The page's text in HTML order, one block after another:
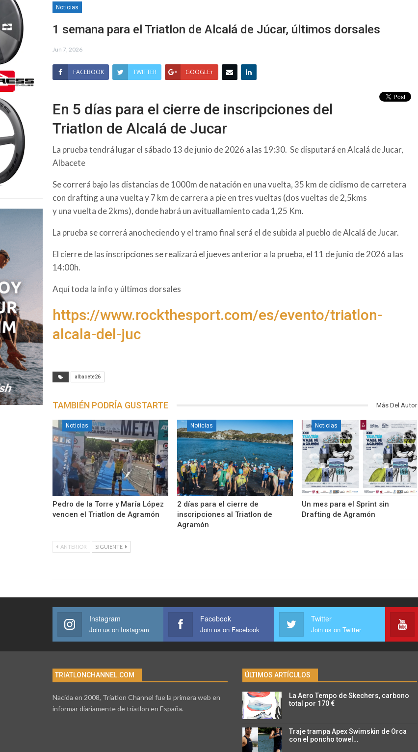
Noticias
1 semana para el Triatlon de Alcalá de Júcar, últimos dorsales
Jun 7, 2026
FACEBOOK TWITTER GOOGLE+
En 5 días para el cierre de inscripciones del
Triatlon de Alcalá de Jucar
La prueba tendrá lugar el sábado 13 de junio de 2026 a las 19:30. Se disputará en Alcalá de Jucar,
Albacete
Se correrá bajo las distancias de 1000m de natación en una vuelta, 35 km de ciclismo de carretera
con drafting a una vuelta y 7 km de carrera a pie en tres vueltas (dos vueltas de 2,5kms
y una vuelta de 2kms), donde habrá un avituallamiento cada 1,25 Km.
La prueba se correrá anocheciendo y el tramo final será el de subida al pueblo de Alcalá de Jucar.
El cierre de las inscripciones se realizará el jueves anterior a la prueba, el 11 de junio de 2026 a las
14:00h.
Aquí toda la info y últimos dorsales
https://www.rockthesport.com/es/evento/triatlon-
alcala-del-juc
albacete26
TAMBIÉN PODRÍA GUSTARTE Más Del Autor
Noticias
Pedro de la Torre y María López
vencen el Triatlon de Agramón
Noticias
2 días para el cierre de
inscripciones al Triatlon de
Agramón
Noticias
Un mes para el Sprint sin
Drafting de Agramón
ANTERIOR SIGUIENTE
Instagram
Join us on Instagram
Facebook
Join us on Facebook
Twitter
Join us on Twitter
TRIATLONCHANNEL.COM
Nacida en 2008, Triatlon Channel fue la primera web en
informar diariamente de triatlon en España.
ÚLTIMOS ARTÍCULOS
La Aero Tempo de Skechers, carbono
total por 170 €
Traje trampa Apex Swimskin de Orca
con el poncho towel…